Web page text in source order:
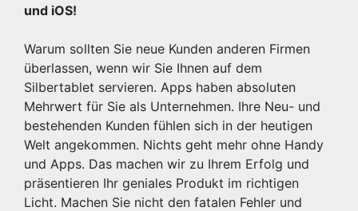
und iOS!
Warum sollten Sie neue Kunden anderen Firmen
überlassen, wenn wir Sie Ihnen auf dem
Silbertablet servieren. Apps haben absoluten
Mehrwert für Sie als Unternehmen. Ihre Neu- und
bestehenden Kunden fühlen sich in der heutigen
Welt angekommen. Nichts geht mehr ohne Handy
und Apps. Das machen wir zu Ihrem Erfolg und
präsentieren Ihr geniales Produkt im richtigen
Licht. Machen Sie nicht den fatalen Fehler und